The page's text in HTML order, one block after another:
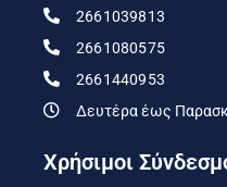
2661039813
2661080575
2661440953
Δευτέρα έως
Χρήσιμοι